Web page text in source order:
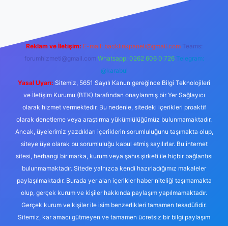
Reklam ve İletişim: E-mail: backlinkpaneli@gmail.com Teams:
forumhizmeti@gmail.com Whatsapp: 0262 606 0 726 Telegram:
@karabul
Yasal Uyarı: Sitemiz, 5651 Sayılı Kanun gereğince Bilgi Teknolojileri
ve İletişim Kurumu (BTK) tarafından onaylanmış bir Yer Sağlayıcı
olarak hizmet vermektedir. Bu nedenle, sitedeki içerikleri proaktif
olarak denetleme veya araştırma yükümlülüğümüz bulunmamaktadır.
Ancak, üyelerimiz yazdıkları içeriklerin sorumluluğunu taşımakta olup,
siteye üye olarak bu sorumluluğu kabul etmiş sayılırlar. Bu internet
sitesi, herhangi bir marka, kurum veya şahıs şirketi ile hiçbir bağlantısı
bulunmamaktadır. Sitede yalnızca kendi hazırladığımız makaleler
paylaşılmaktadır. Burada yer alan içerikler haber niteliği taşımamakta
olup, gerçek kurum ve kişiler hakkında paylaşım yapılmamaktadır.
Gerçek kurum ve kişiler ile isim benzerlikleri tamamen tesadüfidir.
Sitemiz, kar amacı gütmeyen ve tamamen ücretsiz bir bilgi paylaşım